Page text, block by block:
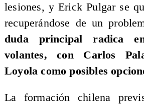
lesiones, y Erick Pulgar se
recuperándose de un
duda principal radica
volantes, con Carlos
Loyola como posibles
La formación chilena